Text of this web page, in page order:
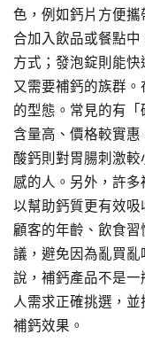
色，例如鈣片方便
合加入飲品或餐點
方式；發泡錠則能
又需要補鈣的族群
的型態。常見的有
含量高、價格較實
酸鈣則對胃腸刺激
感的人。另外，許多
以幫助鈣質更有效
顧客的年齡、飲食
議，避免因為亂買
說，補鈣產品不是
人需求正確挑選，
補鈣效果。